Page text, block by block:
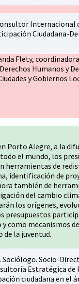
Internacional
Ciudadana-
Flety,
Humanos y
y Gobiernos
Porto Alegre, a la
el mundo, los
herramientas de
identificación de
también de
del cambio
los orígenes,
presupuestos
como mecanismos de
la juventud.
Sociólogo. Socio-
Estratégica de
ciudadana en el